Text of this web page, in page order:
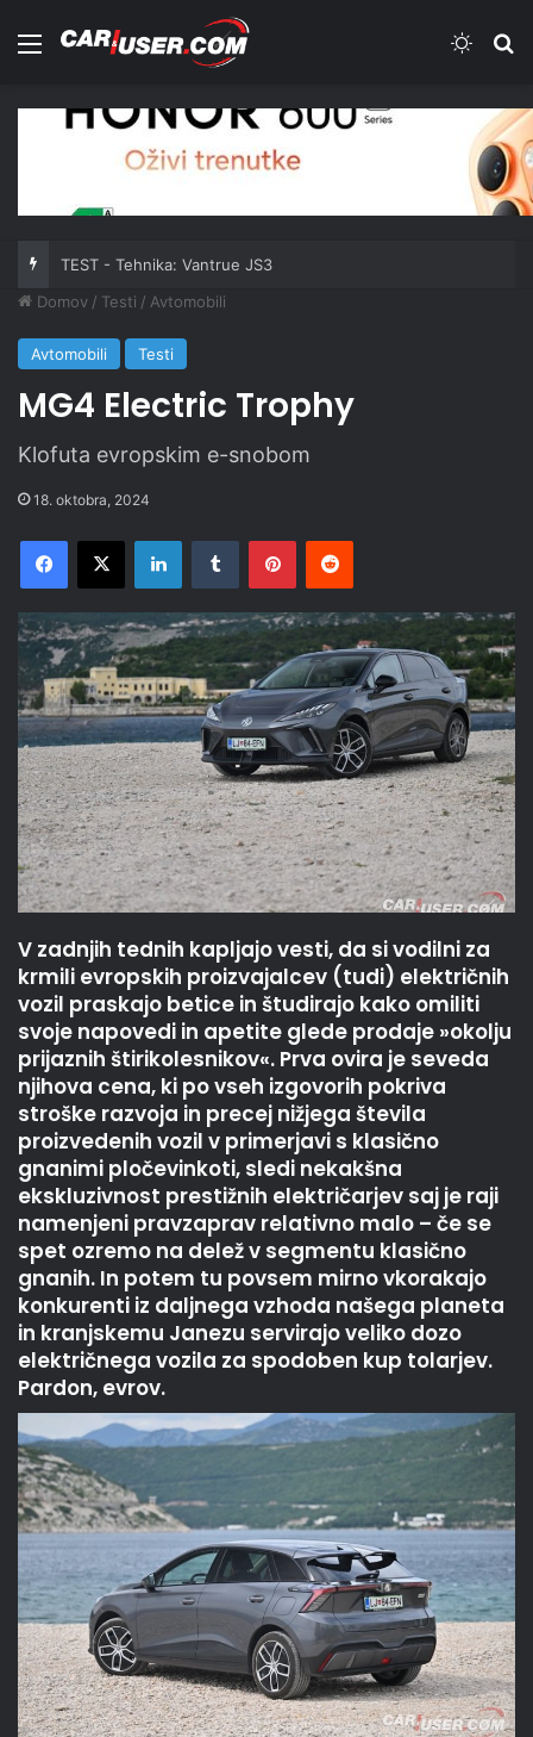
Meni
TEST - Skiroji: Xiaomi Electric Scooter 6 Ultra
Domov / Testi / Avtomobili
Avtomobili Testi
MG4 Electric Trophy
Klofuta evropskim e-snobom
18. oktobra, 2024
Facebook
X LinkedInTumblr PinterestReddit
V zadnjih tednih kapljajo vesti, da si vodilni za
krmili evropskih proizvajalcev (tudi) električnih
vozil praskajo betice in študirajo kako omiliti
svoje napovedi in apetite glede prodaje »okolju
prijaznih štirikolesnikov«. Prva ovira je seveda
njihova cena, ki po vseh izgovorih pokriva
stroške razvoja in precej nižjega števila
proizvedenih vozil v primerjavi s klasično
gnanimi pločevinkoti, sledi nekakšna
ekskluzivnost prestižnih električarjev saj je raji
namenjeni pravzaprav relativno malo – če se
spet ozremo na delež v segmentu klasično
gnanih. In potem tu povsem mirno vkorakajo
konkurenti iz daljnega vzhoda našega planeta
in kranjskemu Janezu servirajo veliko dozo
električnega vozila za spodoben kup tolarjev.
Pardon, evrov.